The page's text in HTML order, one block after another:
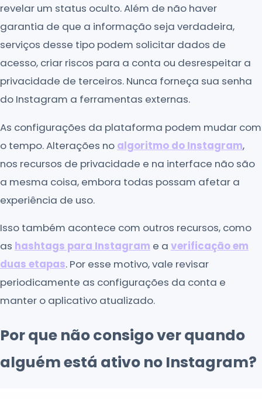
revelar um status oculto. Além de não haver
garantia de que a informação seja verdadeira,
serviços desse tipo podem solicitar dados de
acesso, criar riscos para a conta ou desrespeitar a
privacidade de terceiros. Nunca forneça sua senha
do Instagram a ferramentas externas.
As configurações da plataforma podem mudar com
o tempo. Alterações no algoritmo do Instagram,
nos recursos de privacidade e na interface não são
a mesma coisa, embora todas possam afetar a
experiência de uso.
Isso também acontece com outros recursos, como
as hashtags para Instagram e a verificação em
duas etapas. Por esse motivo, vale revisar
periodicamente as configurações da conta e
manter o aplicativo atualizado.
Por que não consigo ver quando
alguém está ativo no Instagram?